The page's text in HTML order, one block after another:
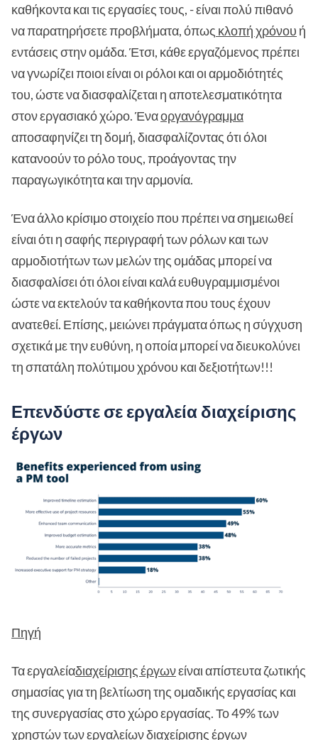
καθήκοντα και τις εργασίες τους, - είναι πολύ πιθανό
να παρατηρήσετε προβλήματα, όπως κλοπή χρόνου ή
εντάσεις στην ομάδα. Έτσι, κάθε εργαζόμενος πρέπει
να γνωρίζει ποιοι είναι οι ρόλοι και οι αρμοδιότητές
του, ώστε να διασφαλίζεται η αποτελεσματικότητα
στον εργασιακό χώρο. Έναοργανόγραμμα
αποσαφηνίζει τη δομή, διασφαλίζοντας ότι όλοι
κατανοούν το ρόλο τους, προάγοντας την
παραγωγικότητα και την αρμονία.
Ένα άλλο κρίσιμο στοιχείο που πρέπει να σημειωθεί
είναι ότι η σαφής περιγραφή των ρόλων και των
αρμοδιοτήτων των μελών της ομάδας μπορεί να
διασφαλίσει ότι όλοι είναι καλά ευθυγραμμισμένοι
ώστε να εκτελούν τα καθήκοντα που τους έχουν
ανατεθεί. Επίσης, μειώνει πράγματα όπως η σύγχυση
σχετικά με την ευθύνη, η οποία μπορεί να διευκολύνει
τη σπατάλη πολύτιμου χρόνου και δεξιοτήτων!!!
Επενδύστε σε εργαλεία διαχείρισης
έργων
Πηγή
Τα εργαλείαδιαχείρισης έργωνείναι απίστευτα ζωτικής
σημασίας για τη βελτίωση της ομαδικής εργασίας και
της συνεργασίας στο χώρο εργασίας. Το 49% των
χρηστών των εργαλείων διαχείρισης έργων